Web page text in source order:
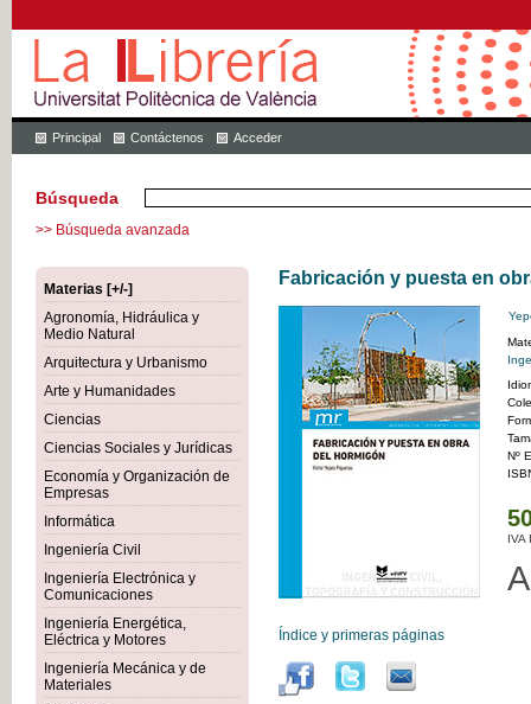
Principal Contáctenos Acceder
Búsqueda
>> Búsqueda avanzada
Materias [+/-]
Agronomía, Hidráulica y
Medio Natural
Arquitectura y Urbanismo
Arte y Humanidades
Ciencias
Ciencias Sociales y Jurídicas
Economía y Organización de
Empresas
Informática
Ingeniería Civil
Ingeniería Electrónica y
Comunicaciones
Ingeniería Energética,
Eléctrica y Motores
Ingeniería Mecánica y de
Materiales
Fabricación y puesta en
Índice y primeras páginas
Nº
IVA